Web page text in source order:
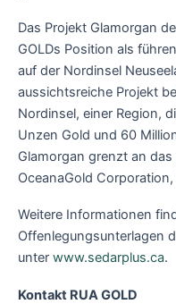
Das Projekt Glamorgan
GOLDs Position als
auf der Nordinsel
aussichtsreiche Projekt
Nordinsel, einer Region,
Unzen Gold und 60
Glamorgan grenzt an
OceanaGold
Weitere Informationen
Offenlegungsunterlagen
unter www.sedarplus.ca.
Kontakt RUA GOLD